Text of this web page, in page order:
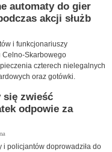
automaty do gier
akcji służb
i funkcjonariuszy
Celno-Skarbowego
czterech nielegalnych
oraz gotówki.
się zwieść
odpowie za
i policjantów doprowadziła do